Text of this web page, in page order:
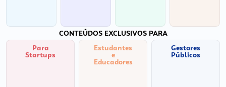
CONTEÚDOS EXCLUSIVOS PARA
Para
Startups
Estudantes
e
Educadores
Gestores
Públicos